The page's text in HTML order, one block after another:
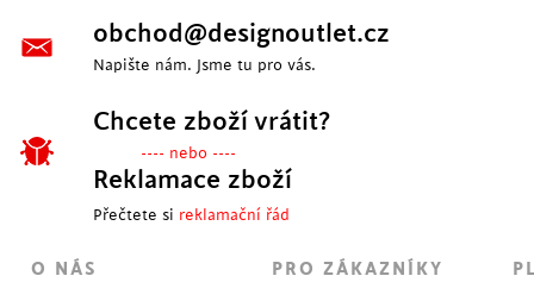
SKLADEM
obchod@designoutlet.cz
Napište nám. Jsme tu pro vás.
Chcete zboží vrátit?
---- nebo ----
Reklamace zboží
Přečtete si reklamační řád
O NÁS PRO ZÁKAZNÍKY